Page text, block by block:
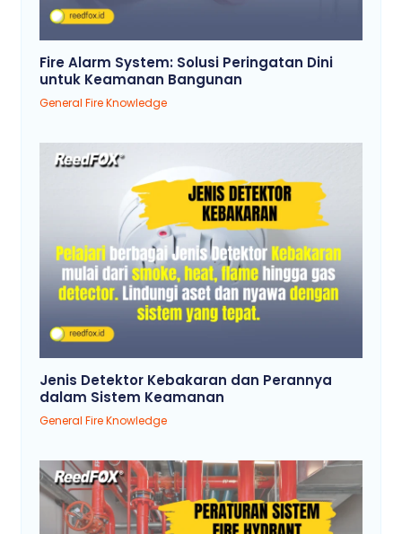
Fire Alarm System: Solusi Peringatan Dini
untuk Keamanan Bangunan
General Fire Knowledge
Jenis Detektor Kebakaran dan Perannya
dalam Sistem Keamanan
General Fire Knowledge